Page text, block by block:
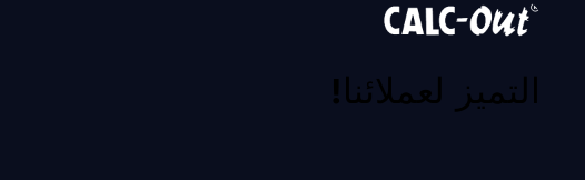
التميز لعملائنا!